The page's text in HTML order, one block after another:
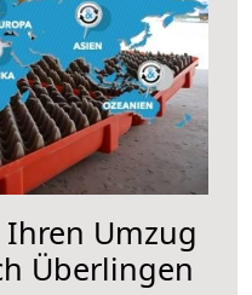
Ihren Umzug
Überlingen